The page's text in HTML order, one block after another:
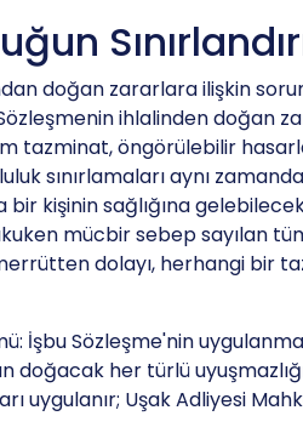
doğan zararlara ilişkin
Sözleşmenin ihlalinden doğan
tazminat, öngörülebilir hasarlar
sınırlamaları aynı
kişinin sağlığına
mücbir sebep sayılan
dolayı, herhangi bir
İşbu Sözleşme'nin
doğacak her türlü
uygulanır; Uşak Adliyesi